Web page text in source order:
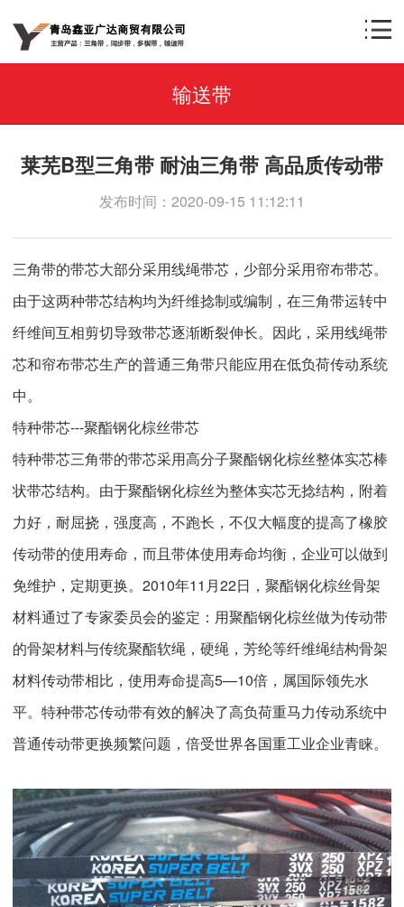
输送带
莱芜B型三角带 耐油三角带 高品质传动带
发布时间：2020-09-15 11:12:11
三角带的带芯大部分采用线绳带芯，少部分采用帘布带芯。
由于这两种带芯结构均为纤维捻制或编制，在三角带运转中
纤维间互相剪切导致带芯逐渐断裂伸长。因此，采用线绳带
芯和帘布带芯生产的普通三角带只能应用在低负荷传动系统
中。
特种带芯---聚酯钢化棕丝带芯
特种带芯三角带的带芯采用高分子聚酯钢化棕丝整体实芯棒
状带芯结构。由于聚酯钢化棕丝为整体实芯无捻结构，附着
力好，耐屈挠，强度高，不跑长，不仅大幅度的提高了橡胶
传动带的使用寿命，而且带体使用寿命均衡，企业可以做到
免维护，定期更换。2010年11月22日，聚酯钢化棕丝骨架
材料通过了专家委员会的鉴定：用聚酯钢化棕丝做为传动带
的骨架材料与传统聚酯软绳，硬绳，芳纶等纤维绳结构骨架
材料传动带相比，使用寿命提高5—10倍，属国际领先水
平。特种带芯传动带有效的解决了高负荷重马力传动系统中
普通传动带更换频繁问题，倍受世界各国重工业企业青睐。